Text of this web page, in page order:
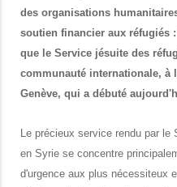
des organisations
soutien financier aux réfugiés
que le Service jésuite des
communauté internationale, à
Genève, qui a débuté
Le précieux service rendu par le
en Syrie se concentre
d'urgence aux plus nécessiteux